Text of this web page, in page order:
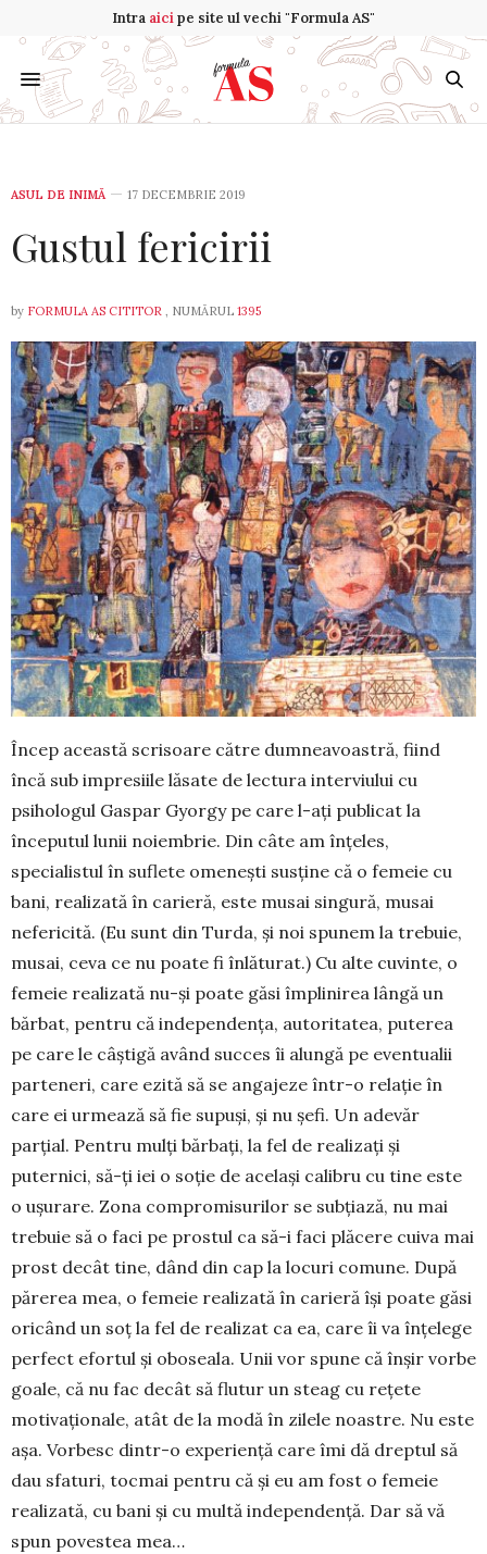
Intra aicipe site ul vechi "Formula AS"
ASUL DE INIMĂ 17 DECEMBRIE 2019
Gustul fericirii
by FORMULA AS CITITOR , NUMĂRUL 1395
Încep această scrisoare către dumnea­voastră, fiind
încă sub impresiile lăsate de lectura interviului cu
psihologul Gaspar Gyorgy pe care l-ați publicat la
începutul lunii noiembrie. Din câte am înțeles,
specialistul în suflete omenești susține că o femeie cu
bani, realizată în carieră, este musai singură, musai
nefericită. (Eu sunt din Turda, și noi spunem la trebuie,
musai, ceva ce nu poate fi înlăturat.) Cu alte cuvinte, o
femeie realizată nu-și poate găsi împlinirea lângă un
bărbat, pentru că inde­pendența, autoritatea, puterea
pe care le câștigă având succes îi alungă pe eventualii
parteneri, care ezită să se angajeze într-o relație în
care ei urmează să fie supuși, și nu șefi. Un adevăr
parțial. Pentru mulți bărbați, la fel de realizați și
puternici, să-ți iei o soție de același calibru cu tine este
o ușurare. Zona compromisurilor se subțiază, nu mai
trebuie să o faci pe prostul ca să-i faci plăcere cuiva mai
prost decât tine, dând din cap la locuri comune. După
părerea mea, o femeie realizată în carieră își poate găsi
oricând un soț la fel de realizat ca ea, care îi va înțelege
perfect efortul și oboseala. Unii vor spune că înșir vorbe
goale, că nu fac decât să flutur un steag cu rețete
motivaționale, atât de la modă în zilele noastre. Nu este
așa. Vorbesc dintr-o experiență care îmi dă dreptul să
dau sfaturi, tocmai pentru că și eu am fost o femeie
realizată, cu bani și cu multă independență. Dar să vă
spun povestea mea…